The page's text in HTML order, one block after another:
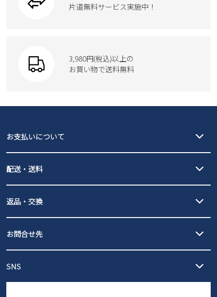
moz
ブーツ
Parade
GAP
new balance
瞬足
片道無料サービス実施中！
3,980円(税込)以上の
お買い物で送料無料
お支払いについて
PayPay（オンライン決済）、代金引換のご利用が可能です。
配送・送料
北海道・本州・四国・九州…550円
3,980円（税込）以上お買い上げで送料無料
発送日・送料詳細については
ご利用ください。
全国一律…220円（税込）
発送日・送料詳細についてはご利用ガイドを
ご利用ください。
返品・交換
の片道無料サービスを実施中！
ントとしても安心してご利用いただけるよう、サイズ交換の受付期
お問合せ先
営業時間：11時～17時
SNS